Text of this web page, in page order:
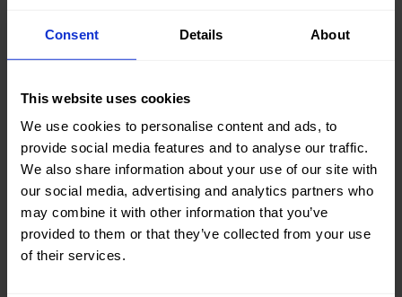
Consent Details About
This website uses cookies
We use cookies to personalise content and ads, to
provide social media features and to analyse our traffic.
We also share information about your use of our site with
our social media, advertising and analytics partners who
may combine it with other information that you’ve
provided to them or that they’ve collected from your use
of their services.
Farbe:
Breite in cm:
Gewicht in gr/m2:
100
Home/Women/Kids/Outdoor/Specials:
Women
Fashion
Kollektion / Saison:
Summer
Oeko-tex Zertifikate: